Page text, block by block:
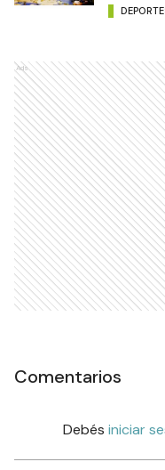
Ads
Comentarios
Debés iniciar